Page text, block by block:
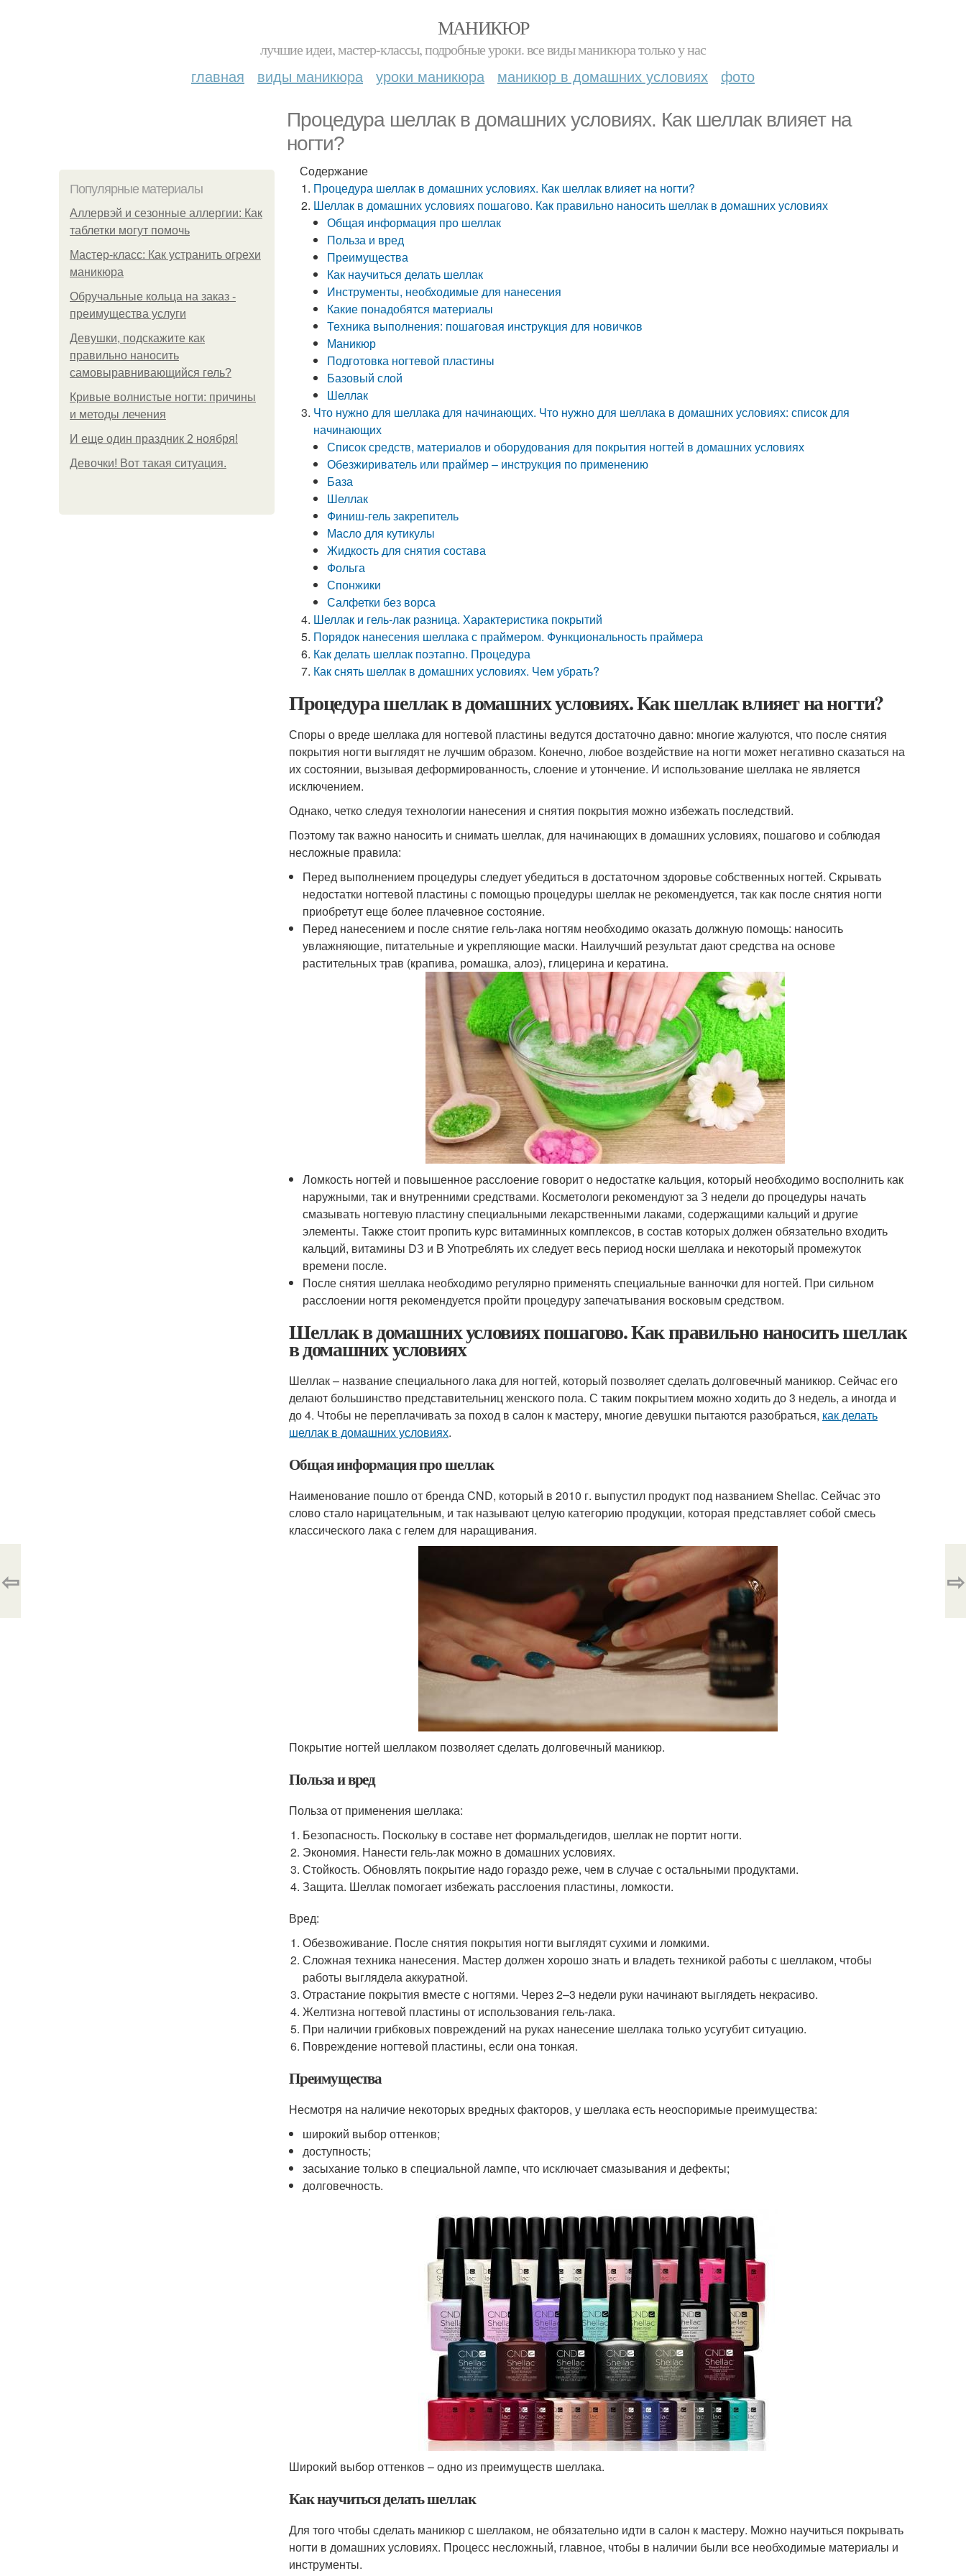
МАНИКЮР
лучшие идеи, мастер-классы, подробные уроки. все виды маникюра только у нас
главная виды маникюра уроки маникюра маникюр в домашних условиях фото
Процедура шеллак в домашних условиях. Как шеллак влияет на
ногти?
Популярные материалы
Аллервэй и сезонные аллергии: Как
таблетки могут помочь
Мастер-класс: Как устранить огрехи
маникюра
Обручальные кольца на заказ -
преимущества услуги
Девушки, подскажите как
правильно наносить
самовыравнивающийся гель?
Кривые волнистые ногти: причины
и методы лечения
И еще один праздник 2 ноября!
Девочки! Вот такая ситуация.
Содержание
Процедура шеллак в домашних условиях. Как шеллак влияет на ногти?
Шеллак в домашних условиях пошагово. Как правильно наносить шеллак в домашних условиях
Общая информация про шеллак
Польза и вред
Преимущества
Как научиться делать шеллак
Инструменты, необходимые для нанесения
Какие понадобятся материалы
Техника выполнения: пошаговая инструкция для новичков
Маникюр
Подготовка ногтевой пластины
Базовый слой
Шеллак
Что нужно для шеллака для начинающих. Что нужно для шеллака в домашних условиях: список для
начинающих
Список средств, материалов и оборудования для покрытия ногтей в домашних условиях
Обезжириватель или праймер – инструкция по применению
База
Шеллак
Финиш-гель закрепитель
Масло для кутикулы
Жидкость для снятия состава
Фольга
Спонжики
Салфетки без ворса
Шеллак и гель-лак разница. Характеристика покрытий
Порядок нанесения шеллака с праймером. Функциональность праймера
Как делать шеллак поэтапно. Процедура
Как снять шеллак в домашних условиях. Чем убрать?
Процедура шеллак в домашних условиях. Как шеллак влияет на ногти?
Споры о вреде шеллака для ногтевой пластины ведутся достаточно давно: многие жалуются, что после снятия
покрытия ногти выглядят не лучшим образом. Конечно, любое воздействие на ногти может негативно сказаться на
их состоянии, вызывая деформированность, слоение и утончение. И использование шеллака не является
исключением.
Однако, четко следуя технологии нанесения и снятия покрытия можно избежать последствий.
Поэтому так важно наносить и снимать шеллак, для начинающих в домашних условиях, пошагово и соблюдая
несложные правила:
Перед выполнением процедуры следует убедиться в достаточном здоровье собственных ногтей. Скрывать
недостатки ногтевой пластины с помощью процедуры шеллак не рекомендуется, так как после снятия ногти
приобретут еще более плачевное состояние.
Перед нанесением и после снятие гель-лака ногтям необходимо оказать должную помощь: наносить
увлажняющие, питательные и укрепляющие маски. Наилучший результат дают средства на основе
растительных трав (крапива, ромашка, алоэ), глицерина и кератина.
Ломкость ногтей и повышенное расслоение говорит о недостатке кальция, который необходимо восполнить как
наружными, так и внутренними средствами. Косметологи рекомендуют за З недели до процедуры начать
смазывать ногтевую пластину специальными лекарственными лаками, содержащими кальций и другие
элементы. Также стоит пропить курс витаминных комплексов, в состав которых должен обязательно входить
кальций, витамины DЗ и B Употреблять их следует весь период носки шеллака и некоторый промежуток
времени после.
После снятия шеллака необходимо регулярно применять специальные ванночки для ногтей. При сильном
расслоении ногтя рекомендуется пройти процедуру запечатывания восковым средством.
Шеллак в домашних условиях пошагово. Как правильно наносить шеллак
в домашних условиях
Шеллак – название специального лака для ногтей, который позволяет сделать долговечный маникюр. Сейчас его
делают большинство представительниц женского пола. С таким покрытием можно ходить до 3 недель, а иногда и
до 4. Чтобы не переплачивать за поход в салон к мастеру, многие девушки пытаются разобраться, как делать
шеллак в домашних условиях.
Общая информация про шеллак
Наименование пошло от бренда CND, который в 2010 г. выпустил продукт под названием Shellac. Сейчас это
слово стало нарицательным, и так называют целую категорию продукции, которая представляет собой смесь
классического лака с гелем для наращивания.
Покрытие ногтей шеллаком позволяет сделать долговечный маникюр.
Польза и вред
Польза от применения шеллака:
Безопасность. Поскольку в составе нет формальдегидов, шеллак не портит ногти.
Экономия. Нанести гель-лак можно в домашних условиях.
Стойкость. Обновлять покрытие надо гораздо реже, чем в случае с остальными продуктами.
Защита. Шеллак помогает избежать расслоения пластины, ломкости.
Вред:
Обезвоживание. После снятия покрытия ногти выглядят сухими и ломкими.
Сложная техника нанесения. Мастер должен хорошо знать и владеть техникой работы с шеллаком, чтобы
работы выглядела аккуратной.
Отрастание покрытия вместе с ногтями. Через 2–3 недели руки начинают выглядеть некрасиво.
Желтизна ногтевой пластины от использования гель-лака.
При наличии грибковых повреждений на руках нанесение шеллака только усугубит ситуацию.
Повреждение ногтевой пластины, если она тонкая.
Преимущества
Несмотря на наличие некоторых вредных факторов, у шеллака есть неоспоримые преимущества:
широкий выбор оттенков;
доступность;
засыхание только в специальной лампе, что исключает смазывания и дефекты;
долговечность.
Широкий выбор оттенков – одно из преимуществ шеллака.
Как научиться делать шеллак
Для того чтобы сделать маникюр с шеллаком, не обязательно идти в салон к мастеру. Можно научиться покрывать
ногти в домашних условиях. Процесс несложный, главное, чтобы в наличии были все необходимые материалы и
инструменты.
⇦ ⇨